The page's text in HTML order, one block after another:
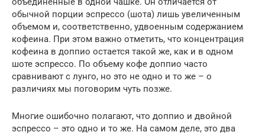
обычной порции эспрессо (шота) лишь увеличенным
объемом и, соответственно, удвоенным содержанием
кофеина. При этом важно отметить, что концентрация
кофеина в доппио остается такой же, как и в одном
шоте эспрессо. По объему кофе доппио часто
сравнивают с лунго, но это не одно и то же – о
различиях мы поговорим чуть позже.
Многие ошибочно полагают, что доппио и двойной
эспрессо – это одно и то же. На самом деле, это два